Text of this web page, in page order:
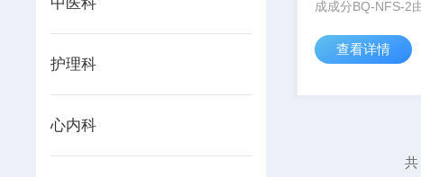
护理科
心内科
成成分BQ-NFS-2
查看详情
共